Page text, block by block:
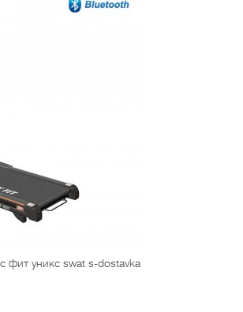
фит уникс swat s-dostavka